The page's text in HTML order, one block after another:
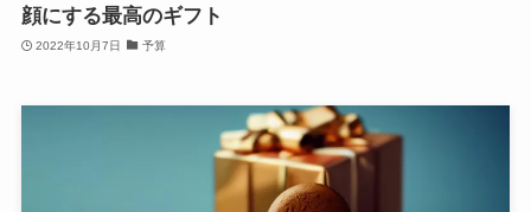
顔にする最高のギフト
2022年10月7日 予算